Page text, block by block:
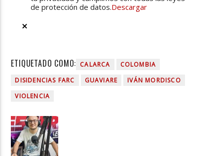
de protección de datos.Descargar
ETIQUETADO COMO: CALARCA
COLOMBIA
DISIDENCIAS FARC
GUAVIARE
IVÁN MORDISCO
VIOLENCIA